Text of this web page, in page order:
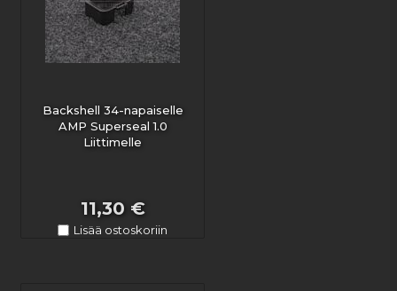
Backshell 34-napaiselle
AMP Superseal 1.0
Liittimelle
11,30 €
Lisää ostoskoriin